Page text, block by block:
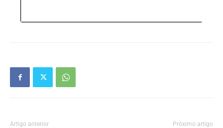
Artigo anterior Próximo artigo